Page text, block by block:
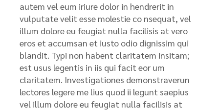
autem vel eum iriure dolor in hendrerit in
vulputate velit esse molestie co nsequat, vel
illum dolore eu feugiat nulla facilisis at vero
eros et accumsan et iusto odio dignissim qui
blandit. Typi non habent claritatem insitam;
est usus legentis in iis qui facit eor um
claritatem. Investigationes demonstraverun
lectores legere me lius quod ii legunt saepius
vel illum dolore eu feugiat nulla facilisis at